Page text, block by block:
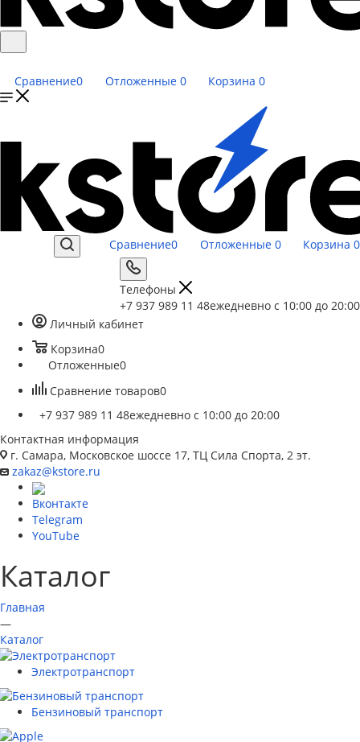
Сравнение0 Отложенные 0 Корзина 0
Сравнение0 Отложенные 0 Корзина 0
Телефоны
+7 937 989 11 48ежедневно с 10:00 до 20:00
Личный кабинет
Корзина0
Отложенные0
Сравнение товаров0
+7 937 989 11 48ежедневно с 10:00 до 20:00
Контактная информация
г. Самара, Московское шоссе 17, ТЦ Сила Спорта, 2 эт.
zakaz@kstore.ru
Вконтакте
Telegram
YouTube
Каталог
Главная
—
Каталог
Электротранспорт
Бензиновый транспорт